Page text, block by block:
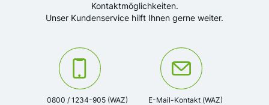
Kontaktmöglichkeiten.
Unser Kundenservice hilft Ihnen gerne weiter.
Kontaktieren Sie uns unter der Telefonnummer:
0800 / 1234-905 (WAZ) Oder kontaktieren Sie uns via
E-Mail-Kontakt (WAZ)